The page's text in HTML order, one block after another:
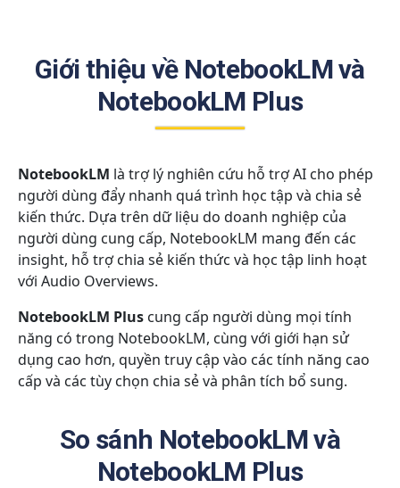
Giới thiệu về NotebookLM và
NotebookLM Plus
NotebookLM là trợ lý nghiên cứu hỗ trợ AI cho phép
người dùng đẩy nhanh quá trình học tập và chia sẻ
kiến thức. Dựa trên dữ liệu do doanh nghiệp của
người dùng cung cấp, NotebookLM mang đến các
insight, hỗ trợ chia sẻ kiến thức và học tập linh hoạt
với Audio Overviews.
NotebookLM Plus cung cấp người dùng mọi tính
năng có trong NotebookLM, cùng với giới hạn sử
dụng cao hơn, quyền truy cập vào các tính năng cao
cấp và các tùy chọn chia sẻ và phân tích bổ sung.
So sánh NotebookLM và
NotebookLM Plus